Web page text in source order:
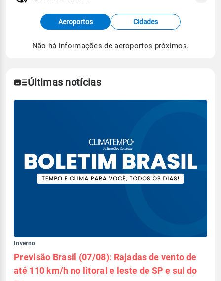
Fonte: dados combinados de estações
meteorológicas e satélite do Centro de Previsão
de Tempo e Estudos Climáticos (CPTEC).
Aeroportos Cidades
Não há informações de aeroportos próximos.
Últimas notícias
Inverno
Previsão Brasil (07/08): Rajadas de vento de
até 110 km/h no litoral e leste de SP e sul do